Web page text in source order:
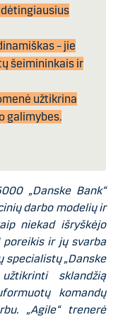
– jie
šeimininkais ir
užtikrina
galimybes.
„Danske Bank“
darbo modelių ir
niekad išryškėjo
ir jų svarba
specialistų „Danske
sklandžią
komandų
„Agile“ trenerė